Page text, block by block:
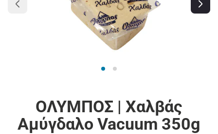
ΟΛΥΜΠΟΣ | Χαλβάς
Αμύγδαλο Vacuum 350g